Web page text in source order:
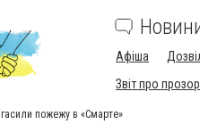
Афіша
Звіт про
пожежу в «Смарте»